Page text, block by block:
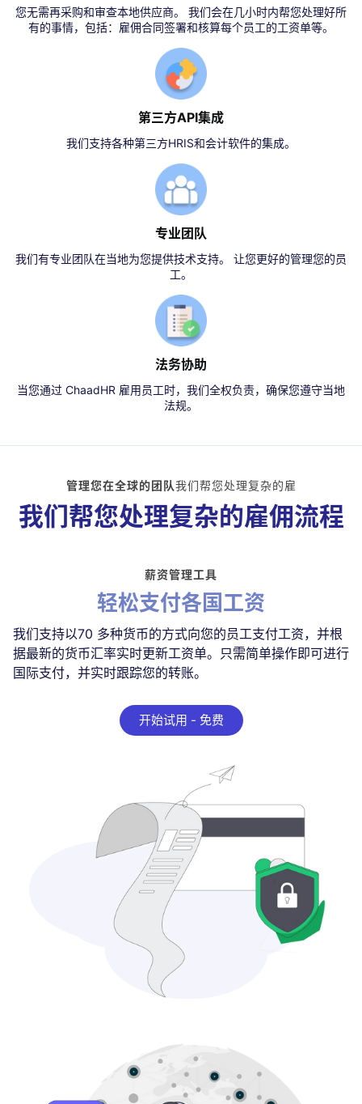
您无需再采购和审查本地供应商。 我们会在几小时内帮您处理好所
有的事情，包括：雇佣合同签署和核算每个员工的工资单等。
第三方API集成
我们支持各种第三方HRIS和会计软件的集成。
专业团队
我们有专业团队在当地为您提供技术支持。 让您更好的管理您的员
工。
法务协助
当您通过 ChaadHR 雇用员工时，我们全权负责，确保您遵守当地
法规。
管理您在全球的团队我们帮您处理复杂的雇
我们帮您处理复杂的雇佣流程
薪资管理工具
轻松支付各国工资
我们支持以70 多种货币的方式向您的员工支付工资，并根
据最新的货币汇率实时更新工资单。只需简单操作即可进行
国际支付，并实时跟踪您的转账。
开始试用 - 免费